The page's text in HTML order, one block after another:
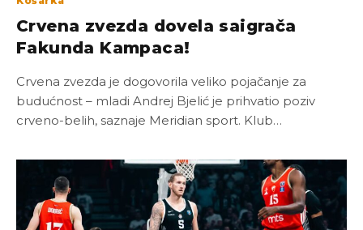
Crvena zvezda dovela saigrača
Fakunda Kampaca!
Crvena zvezda je dogovorila veliko pojačanje za
budućnost – mladi Andrej Bjelić je prihvatio poziv
crveno-belih, saznaje Meridian sport. Klub…